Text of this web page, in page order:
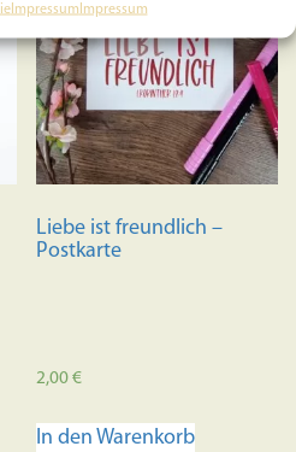
Impressum Impressum
Die
können
auf
der
gewählt
Liebe ist freundlich –
Postkarte
2,00€
In den Warenkorb